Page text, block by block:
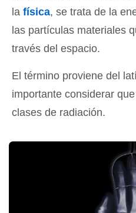
la física, se trata de la
las partículas materiales
través del espacio.
El término proviene del
importante considerar
clases de radiación.